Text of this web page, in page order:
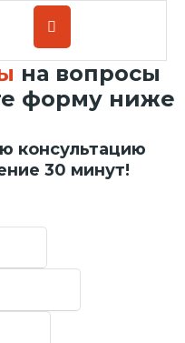
на вопросы
форму ниже
консультацию
30 минут!